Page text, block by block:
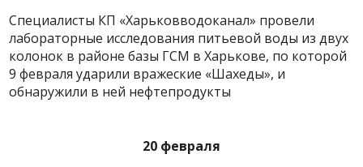
Специалисты КП «Харьковводоканал» провели
лабораторные исследования питьевой воды из двух
колонок в районе базы ГСМ в Харькове, по которой
9 февраля ударили вражеские «Шахеды», и
обнаружили в ней нефтепродукты
20 февраля